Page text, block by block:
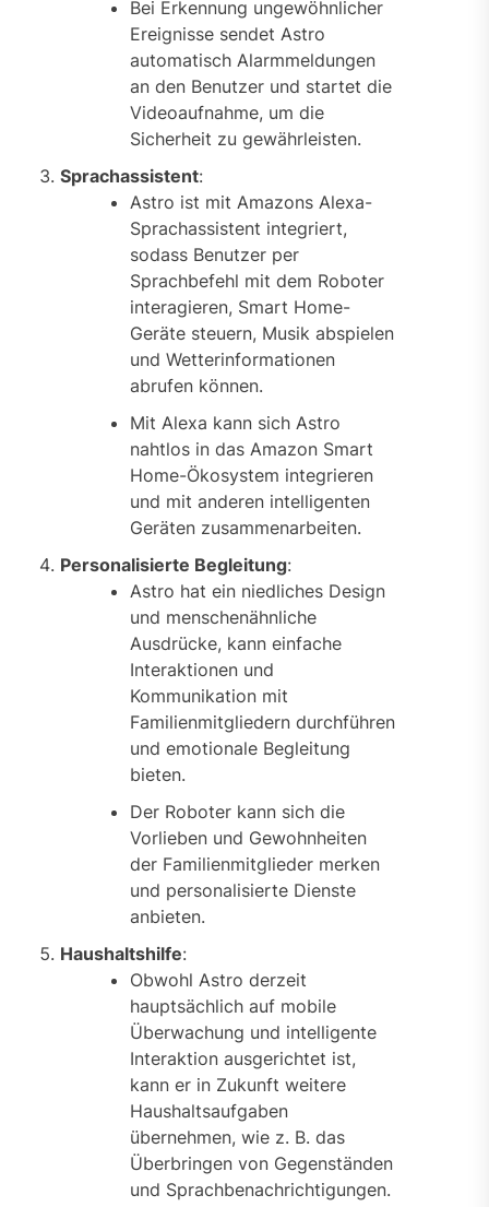
Bei Erkennung ungewöhnlicher
Ereignisse sendet Astro
automatisch Alarmmeldungen
an den Benutzer und startet die
Videoaufnahme, um die
Sicherheit zu gewährleisten.
Sprachassistent:
Astro ist mit Amazons Alexa-
Sprachassistent integriert,
sodass Benutzer per
Sprachbefehl mit dem Roboter
interagieren, Smart Home-
Geräte steuern, Musik abspielen
und Wetterinformationen
abrufen können.
Mit Alexa kann sich Astro
nahtlos in das Amazon Smart
Home-Ökosystem integrieren
und mit anderen intelligenten
Geräten zusammenarbeiten.
Personalisierte Begleitung:
Astro hat ein niedliches Design
und menschenähnliche
Ausdrücke, kann einfache
Interaktionen und
Kommunikation mit
Familienmitgliedern durchführen
und emotionale Begleitung
bieten.
Der Roboter kann sich die
Vorlieben und Gewohnheiten
der Familienmitglieder merken
und personalisierte Dienste
anbieten.
Haushaltshilfe:
Obwohl Astro derzeit
hauptsächlich auf mobile
Überwachung und intelligente
Interaktion ausgerichtet ist,
kann er in Zukunft weitere
Haushaltsaufgaben
übernehmen, wie z. B. das
Überbringen von Gegenständen
und Sprachbenachrichtigungen.